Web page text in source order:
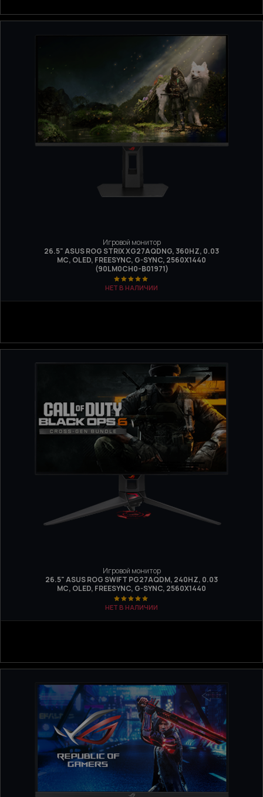
Игровой монитор
26.5" ASUS ROG STRIX XG27AQDNG, 360HZ, 0.03
МС, OLED, FREESYNC, G-SYNC, 2560Х1440
(90LM0CH0-B01971)
НЕТ В НАЛИЧИИ
Игровой монитор
26.5" ASUS ROG SWIFT PG27AQDM, 240HZ, 0.03
МС, OLED, FREESYNC, G-SYNC, 2560X1440
НЕТ В НАЛИЧИИ